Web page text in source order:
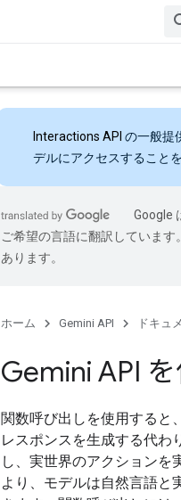
Interactions API の一般提
デルにアクセスすること
Google
ご希望の言語に翻訳していま
あります。
ホーム Gemini API ドキュ
Gemini API
関数呼び出しを使用すると
レスポンスを生成する代わ
し、実世界のアクションを
より、モデルは自然言語と